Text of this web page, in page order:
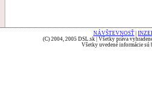
NÁVŠTEVNOSŤ
(C) 2004, 2005 DSL.sk | Všetky práva
Všetky uvedené informácie sú